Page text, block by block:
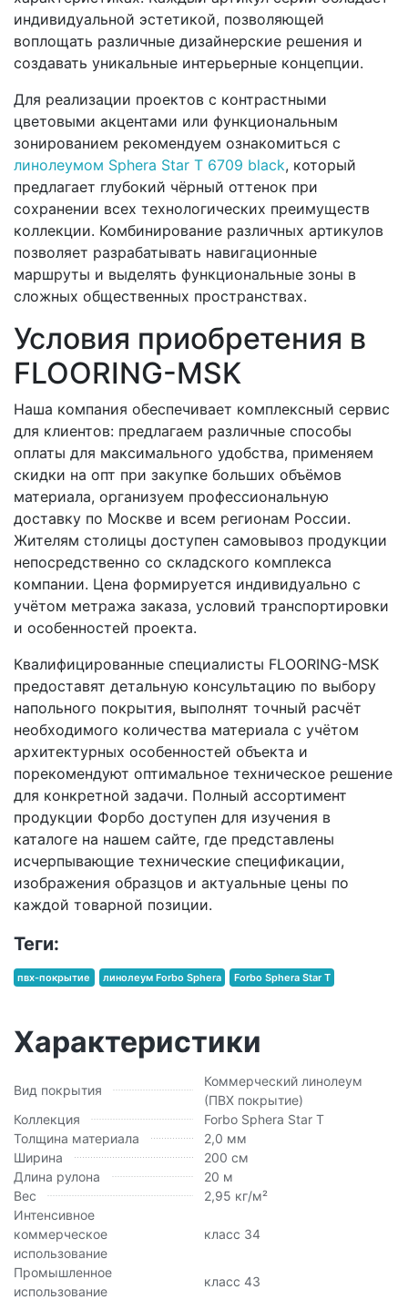
индивидуальной эстетикой, позволяющей
воплощать различные дизайнерские решения и
создавать уникальные интерьерные концепции.
Для реализации проектов с контрастными
цветовыми акцентами или функциональным
зонированием рекомендуем ознакомиться с
линолеумом Sphera Star T 6709 black, который
предлагает глубокий чёрный оттенок при
сохранении всех технологических преимуществ
коллекции. Комбинирование различных артикулов
позволяет разрабатывать навигационные
маршруты и выделять функциональные зоны в
сложных общественных пространствах.
Условия приобретения в
FLOORING-MSK
Наша компания обеспечивает комплексный сервис
для клиентов: предлагаем различные способы
оплаты для максимального удобства, применяем
скидки на опт при закупке больших объёмов
материала, организуем профессиональную
доставку по Москве и всем регионам России.
Жителям столицы доступен самовывоз продукции
непосредственно со складского комплекса
компании. Цена формируется индивидуально с
учётом метража заказа, условий транспортировки
и особенностей проекта.
Квалифицированные специалисты FLOORING-MSK
предоставят детальную консультацию по выбору
напольного покрытия, выполнят точный расчёт
необходимого количества материала с учётом
архитектурных особенностей объекта и
порекомендуют оптимальное техническое решение
для конкретной задачи. Полный ассортимент
продукции Форбо доступен для изучения в
каталоге на нашем сайте, где представлены
исчерпывающие технические спецификации,
изображения образцов и актуальные цены по
каждой товарной позиции.
Теги:
пвх-покрытие линолеум Forbo Sphera Forbo Sphera Star T
Характеристики
Вид покрытия
Коммерческий линолеум
(ПВХ покрытие)
Коллекция
Forbo Sphera Star T
Толщина материала
2,0 мм
Ширина
200 см
Длина рулона
20 м
Вес
2,95 кг/м²
Интенсивное
коммерческое
использование
класс 34
Промышленное
использование
класс 43